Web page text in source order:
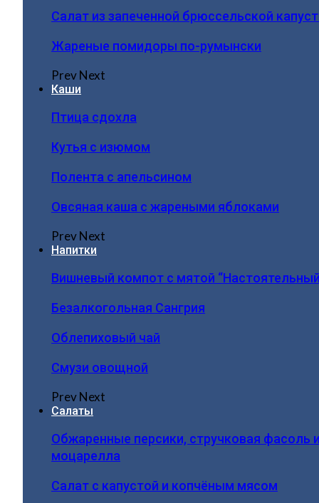
Салат из запеченной брюссельской
Жареные помидоры по-румынски
PrevNext
Каши
Птица сдохла
Кутья с изюмом
Полента с апельсином
Овсяная каша с жареными яблоками
PrevNext
Напитки
Вишневый компот с мятой
Безалкогольная Сангрия
Облепиховый чай
Смузи овощной
PrevNext
Салаты
Обжаренные персики, стручковая фасоль
моцарелла
Салат с капустой и копчёным мясом